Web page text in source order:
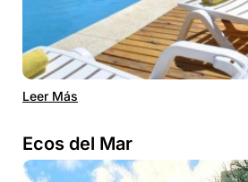
Leer Más
Ecos del Mar